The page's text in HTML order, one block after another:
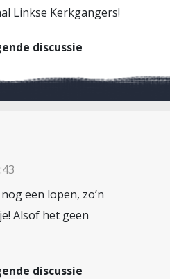
Linkse Kerkgangers!
discussie
een lopen, zo’n
Alsof het geen
discussie